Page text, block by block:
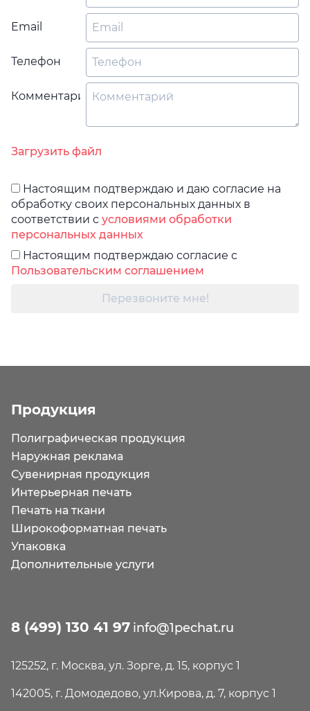
Email
Телефон
Комментарий
Загрузить файл
Настоящим подтверждаю и даю согласие на
обработку своих персональных данных в
соответствии с условиями обработки
персональных данных
Настоящим подтверждаю согласие с
Пользовательским соглашением
Перезвоните мне!
Продукция
Полиграфическая продукция
Наружная реклама
Сувенирная продукция
Интерьерная печать
Печать на ткани
Широкоформатная печать
Упаковка
Дополнительные услуги
8 (499) 130 41 97 info@1pechat.ru
125252, г. Москва, ул. Зорге, д. 15, корпус 1
142005, г. Домодедово, ул.Кирова, д. 7, корпус 1